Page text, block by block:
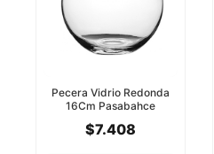
Pecera Vidrio Redonda
16Cm Pasabahce
$7.408